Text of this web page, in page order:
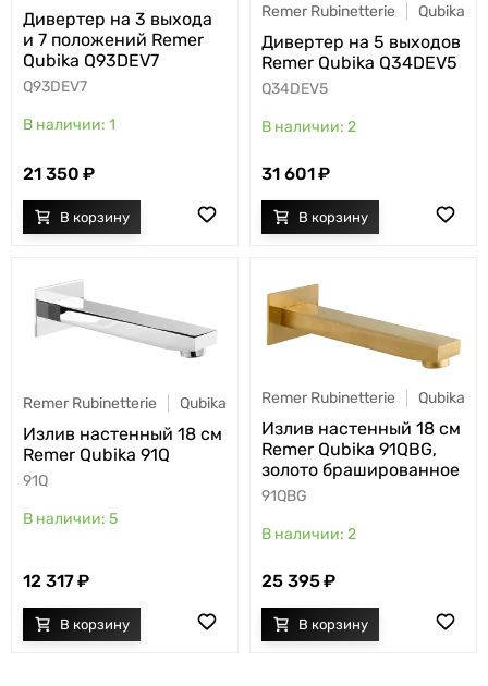
Дивертер на 3 выхода
и 7 положений Remer
Qubika Q93DEV7
Q93DEV7
1
21 350
Remer Rubinetterie Qubika
Дивертер на 5 выходов
Remer Qubika Q34DEV5
Q34DEV5
2
31 601
Remer Rubinetterie Qubika
Излив настенный 18 см
Remer Qubika 91Q
91Q
5
12 317
Remer Rubinetterie Qubika
Излив настенный 18 см
Remer Qubika 91QBG,
золото брашированное
91QBG
2
25 395